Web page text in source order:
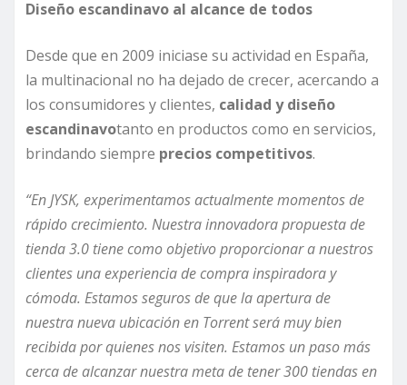
Diseño escandinavo al alcance de todos
Desde que en 2009 iniciase su actividad en España,
la multinacional no ha dejado de crecer, acercando a
los consumidores y clientes, calidad y diseño
escandinavotanto en productos como en servicios,
brindando siempre precios competitivos.
“En JYSK, experimentamos actualmente momentos de
rápido crecimiento. Nuestra innovadora propuesta de
tienda 3.0 tiene como objetivo proporcionar a nuestros
clientes una experiencia de compra inspiradora y
cómoda. Estamos seguros de que la apertura de
nuestra nueva ubicación en Torrent será muy bien
recibida por quienes nos visiten. Estamos un paso más
cerca de alcanzar nuestra meta de tener 300 tiendas en